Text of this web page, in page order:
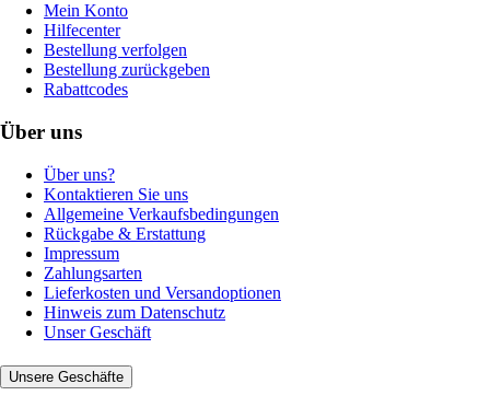
Mein Konto
Hilfecenter
Bestellung verfolgen
Bestellung zurückgeben
Rabattcodes
Über uns
Über uns?
Kontaktieren Sie uns
Allgemeine Verkaufsbedingungen
Rückgabe & Erstattung
Impressum
Zahlungsarten
Lieferkosten und Versandoptionen
Hinweis zum Datenschutz
Unser Geschäft
Unsere Geschäfte